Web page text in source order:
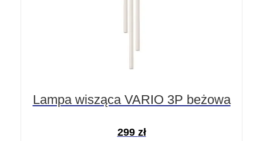
Lampa wisząca VARIO 3P beżowa
299 zł